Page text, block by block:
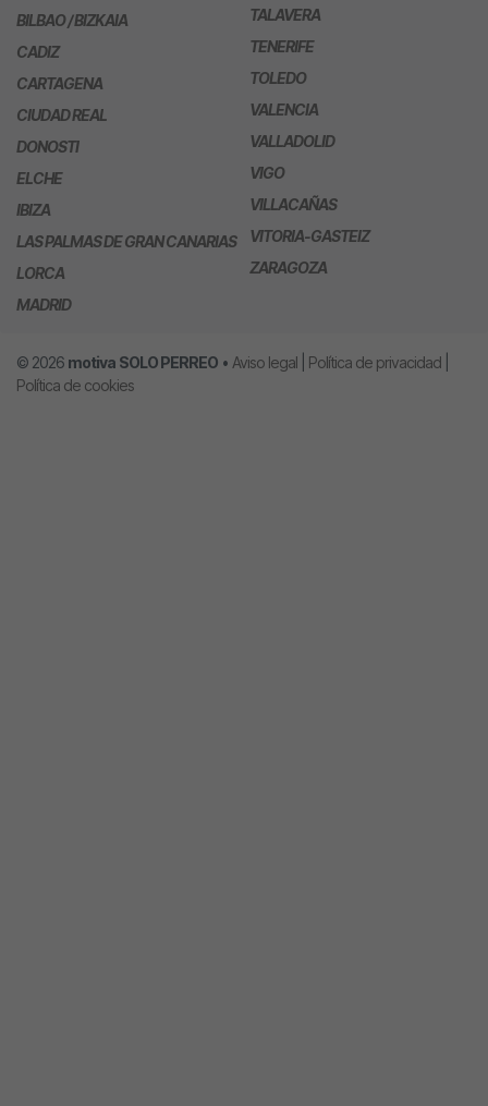
BILBAO / BIZKAIA
CADIZ
CARTAGENA
CIUDAD REAL
DONOSTI
ELCHE
IBIZA
LAS PALMAS DE GRAN CANARIAS
LORCA
MADRID
TALAVERA
TENERIFE
TOLEDO
VALENCIA
VALLADOLID
VIGO
VILLACAÑAS
VITORIA-GASTEIZ
ZARAGOZA
© 2026 motiva SOLO PERREO • Aviso legal Política de privacidad
Política de cookies